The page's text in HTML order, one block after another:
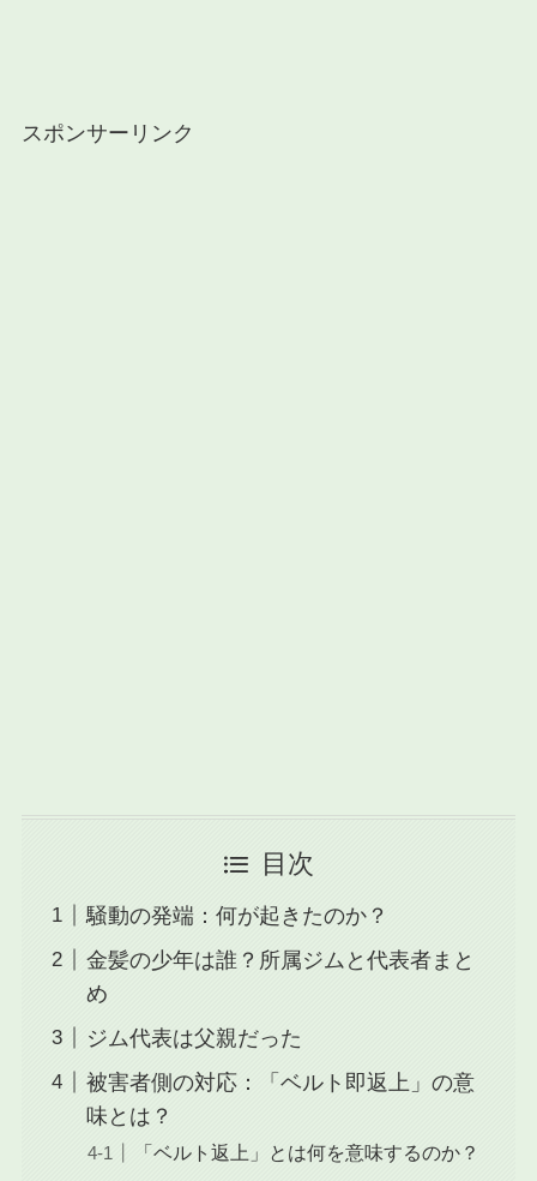
スポンサーリンク
目次
騒動の発端：何が起きたのか？
金髪の少年は誰？所属ジムと代表者まと
め
ジム代表は父親だった
被害者側の対応：「ベルト即返上」の意
味とは？
「ベルト返上」とは何を意味するのか？